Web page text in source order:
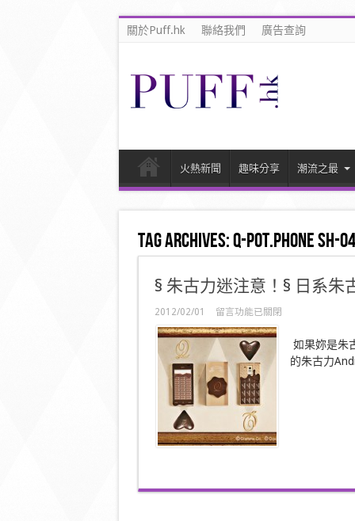
關於Puff.hk 聯絡我們 廣告查詢
火熱新聞 趣味分享 潮流之最
Tag Archives:Q-pot.Phone SH-
§ 朱古力迷注意！§ 日系朱
2012/02/01
在
〈§
朱
古
力
迷
注
意！
日
系
Android
留言功能已關閉
如果妳是朱
的朱古力